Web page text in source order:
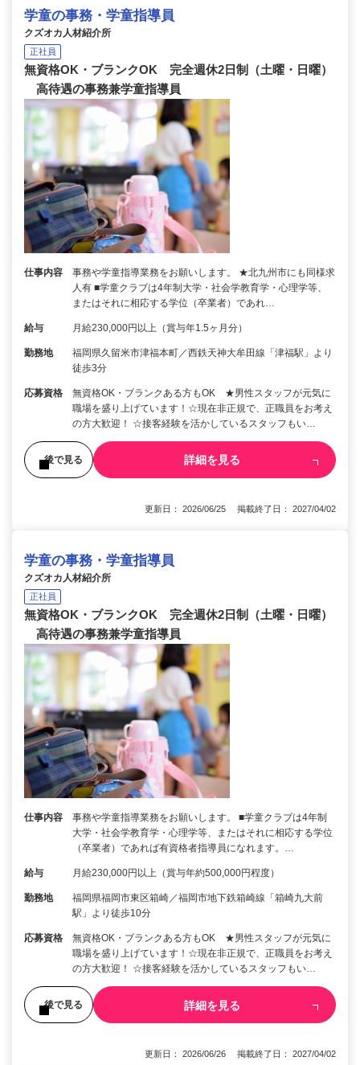
学童の事務・学童指導員
クズオカ人材紹介所
正社員
無資格OK・ブランクOK 完全週休2日制（土曜・日曜）
高待遇の事務兼学童指導員
仕事内容
事務や学童指導業務をお願いします。 ★北九州市にも同様求
人有 ■学童クラブは4年制大学・社会学教育学・心理学等、
またはそれに相応する学位（卒業者）であれ…
給与 月給230,000円以上（賞与年1.5ヶ月分）
勤務地
福岡県久留米市津福本町／西鉄天神大牟田線「津福駅」より
徒歩3分
応募資格
無資格OK・ブランクある方もOK ★男性スタッフが元気に
職場を盛り上げています！☆現在非正規で、正職員をお考え
の方大歓迎！ ☆接客経験を活かしているスタッフもい…
後で見る 詳細を見る
更新日： 2026/06/25 掲載終了日： 2027/04/02
学童の事務・学童指導員
クズオカ人材紹介所
正社員
無資格OK・ブランクOK 完全週休2日制（土曜・日曜）
高待遇の事務兼学童指導員
仕事内容
事務や学童指導業務をお願いします。 ■学童クラブは4年制
大学・社会学教育学・心理学等、またはそれに相応する学位
（卒業者）であれば有資格者指導員になれます。…
給与 月給230,000円以上（賞与年約500,000円程度）
勤務地
福岡県福岡市東区箱崎／福岡市地下鉄箱崎線「箱崎九大前
駅」より徒歩10分
応募資格
無資格OK・ブランクある方もOK ★男性スタッフが元気に
職場を盛り上げています！☆現在非正規で、正職員をお考え
の方大歓迎！ ☆接客経験を活かしているスタッフもい…
後で見る 詳細を見る
更新日： 2026/06/26 掲載終了日： 2027/04/02